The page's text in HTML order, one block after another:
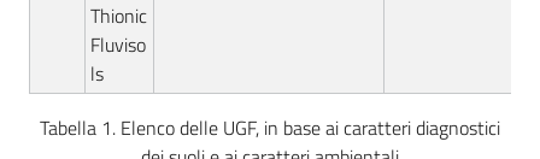
Thionic
Fluviso
ls
Tabella 1. Elenco delle UGF, in base ai caratteri diagnostici